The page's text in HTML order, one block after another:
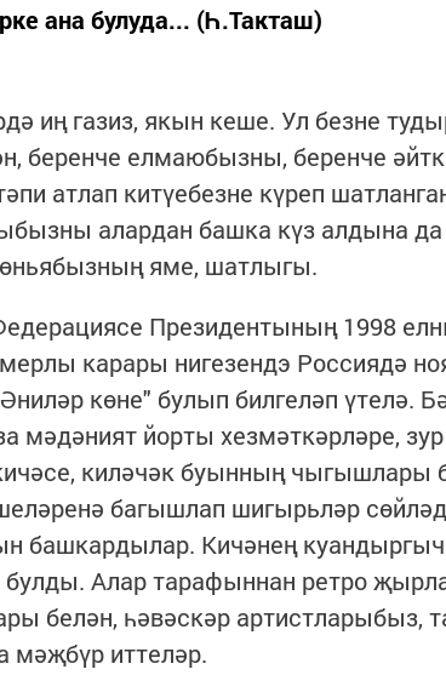
ана булуда... (Һ.Такташ)
иң газиз, якын кеше. Ул безне
беренче елмаюбызны, беренче
атлап китүебезне күреп
алардан башка күз алдына
яме, шатлыгы.
Президентының 1998
карары нигезендэ Россиядә
көне" булып билгеләп үтелә.
мәдәният йорты хезмәткәрләре,
киләчәк буынның чыгышлары
багышлап шигырьләр
башкардылар. Кичәнең куандыргыч
Алар тарафыннан ретро
белән, һәвәскәр артистларыбыз,
мәҗбүр иттеләр.